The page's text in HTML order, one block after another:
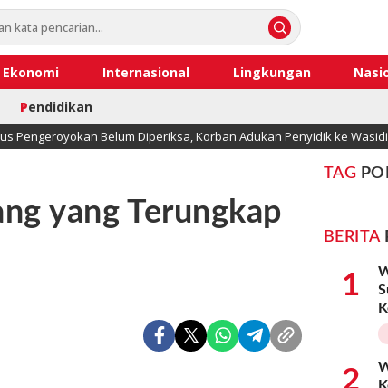
Ekonomi Internasional Lingkungan
Pendidikan
Pengeroyokan Belum Diperiksa, Korban Adukan Penyidik ke
yang Terungkap
TAG
BERITA
1
2